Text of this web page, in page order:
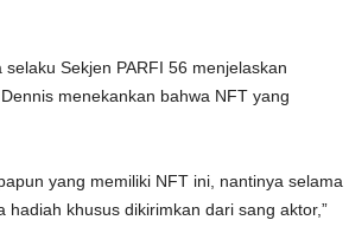
Sekjen PARFI 56 menjelaskan
menekankan bahwa NFT yang
yang memiliki NFT ini, nantinya selama
khusus dikirimkan dari sang aktor,”